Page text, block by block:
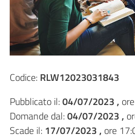
Codice: RLW12023031843
Pubblicato il:04/07/2023 ,
Domande dal:04/07/2023 ,
Scade il: 17/07/2023 , ore